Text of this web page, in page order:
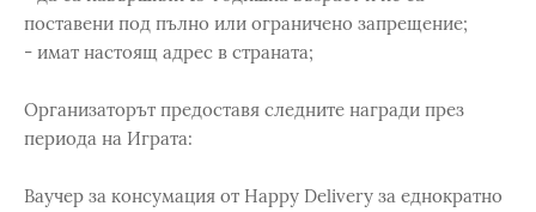
поставени под пълно или ограничено запрещение;
- имат настоящ адрес в страната;
Организаторът предоставя следните награди през
периода на Играта:
Ваучер за консумация от Happy Delivery за еднократно